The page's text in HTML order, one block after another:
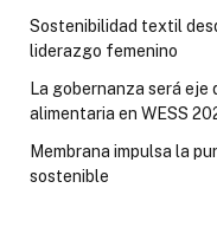
Sostenibilidad textil
liderazgo femenino
La gobernanza será eje
alimentaria en WESS
Membrana impulsa la
sostenible